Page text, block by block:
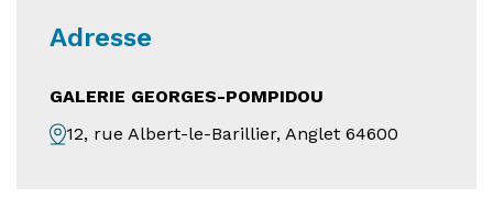
Adresse
GALERIE GEORGES-POMPIDOU
12, rue Albert-le-Barillier, Anglet 64600